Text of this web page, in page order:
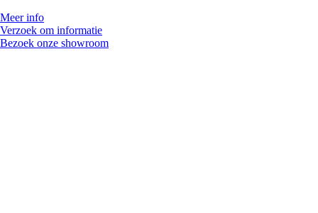
Meer info
Verzoek om informatie
Bezoek onze showroom